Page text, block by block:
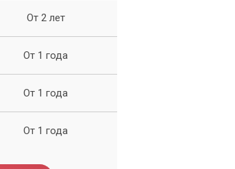
От 2 лет
От 1 года
От 1 года
От 1 года